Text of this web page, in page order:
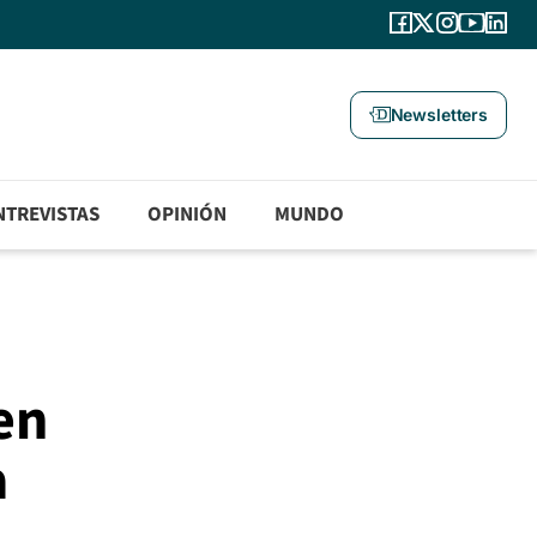
Newsletters
OPINIÓN MUNDO